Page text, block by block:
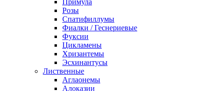
Розы
Спатифиллумы
Фиалки / Геснериевые
Фуксии
Цикламены
Хризантемы
Эсхинантусы
Лиственные
Аглаонемы
Алоказии